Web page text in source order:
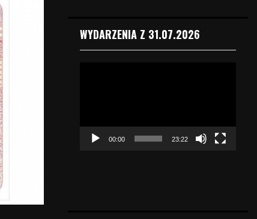
WYDARZENIA Z 31.07.2026
00:00 23:22